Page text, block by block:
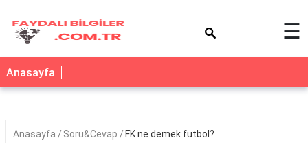
☰
Anasayfa
Anasayfa Soru&Cevap FK ne demek futbol?